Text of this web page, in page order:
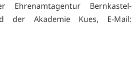
Ehrenamtagentur Bernkastel-
der Akademie Kues, E-Mail: